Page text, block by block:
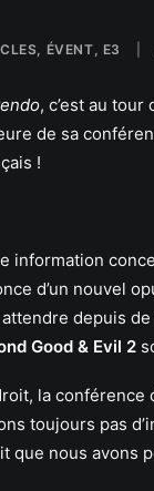
, ÉVENT, E3
, c’est au tour
de sa
!
information
d’un nouvel
depuis
Good & Evil 2
la conférence
toujours pas
que nous avons